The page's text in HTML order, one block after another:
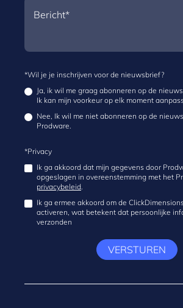
*Wil je je inschrijven voor de nieuwsbrief?
Ja, ik wil me graag abonneren op de
Ik kan mijn voorkeur op elk moment
Nee, Ik wil me niet abonneren op de
Prodware.
*Privacy
Ik ga akkoord dat mijn gegevens door
opgeslagen in overeenstemming met het
privacybeleid
Ik ga ermee akkoord om de
activeren, wat betekent dat persoonlijke
verzonden
VERSTUREN